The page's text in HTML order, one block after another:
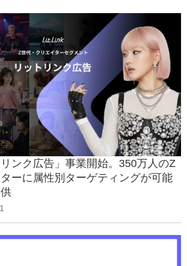
ンク広告」事業開始。350万人のZ
ーに属性別ターゲティングが可能